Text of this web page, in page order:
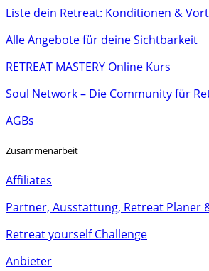
Liste dein Retreat: Konditionen &
Alle Angebote für deine Sichtbarkeit
RETREAT MASTERY Online Kurs
Soul Network – Die Community für
AGBs
Zusammenarbeit
Affiliates
Partner, Ausstattung, Retreat Planer
Retreat yourself Challenge
Anbieter